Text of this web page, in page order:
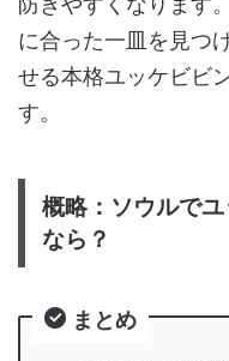
に合った一皿を見つ
せる本格ユッケビビ
す。
概略：ソウルで
なら？
まとめ